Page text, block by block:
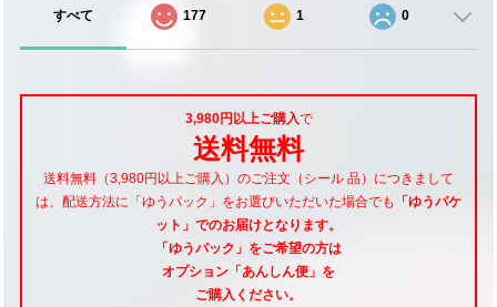
すべて 177 1 0
3,980円以上ご購入で
送料無料
送料無料（3,980円以上ご購入）のご注文（シール 品）につきまして
は、配送方法に「ゆうパック」をお選びいただいた場合でも
「ゆうパケ
ット」でのお届けとなります。
「ゆうパック」をご希望の方は
オプション「あんしん便」 を
ご購入ください。